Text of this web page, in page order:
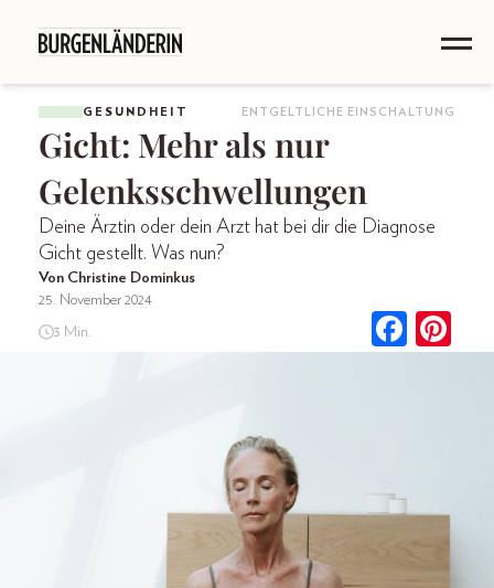
GESUNDHEIT ENTGELTLICHE EINSCHALTUNG
Gicht: Mehr als nur
Gelenksschwellungen
Deine Ärztin oder dein Arzt hat bei dir die Diagnose
Gicht gestellt. Was nun?
Von Christine Dominkus
25. November 2024
3 Min.